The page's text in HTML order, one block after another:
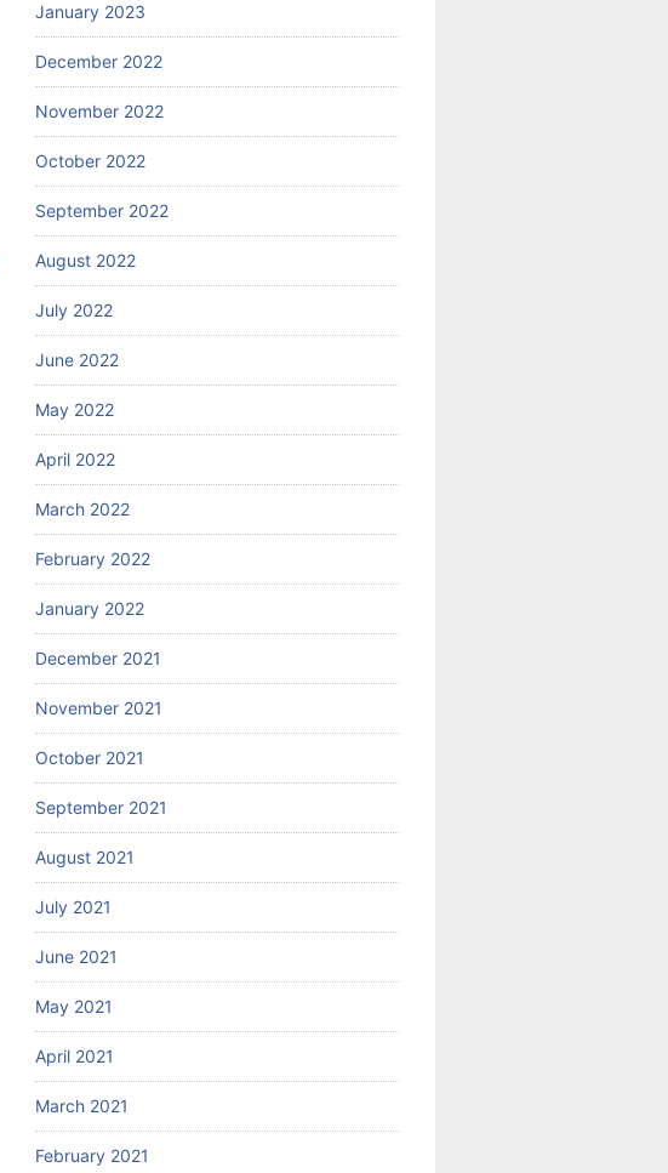
January 2023
December 2022
November 2022
October 2022
September 2022
August 2022
July 2022
June 2022
May 2022
April 2022
March 2022
February 2022
January 2022
December 2021
November 2021
October 2021
September 2021
August 2021
July 2021
June 2021
May 2021
April 2021
March 2021
February 2021